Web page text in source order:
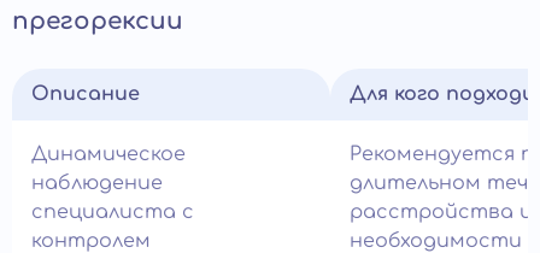
прегорексии
Описание
Динамическое
наблюдение
специалиста с
контролем
Для кого
Рекомендуется
длительном
расстройства и
необходимости